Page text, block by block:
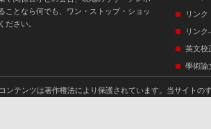
ことなら何でも、ワン・ストップ・ショッ
ださい。
リンク
リンク
英文校
學術論
ンテンツは著作権法により保護されています。当サイト